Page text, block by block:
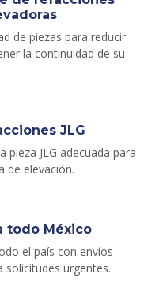
de piezas para reducir
la continuidad de su
JLG
pieza JLG adecuada para
de elevación.
todo México
el país con envíos
solicitudes urgentes.